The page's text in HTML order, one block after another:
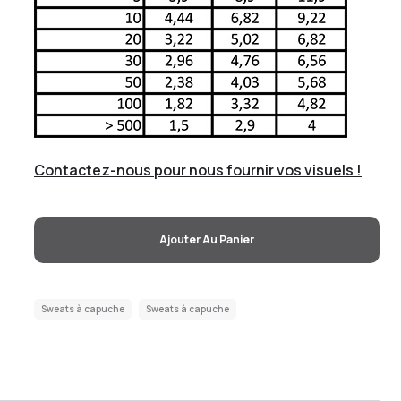
Contactez-nous pour nous fournir vos visuels !
Ajouter Au Panier
Sweats à capuche Sweats à capuche